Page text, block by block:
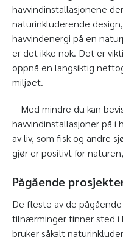
havvindinstallasjonene
naturinkluderende
havvindenergi på en
er det ikke nok. Det er
oppnå en langsiktig
miljøet.
− Med mindre du kan
havvindinstallasjoner på i
av liv, som fisk og andre
gjør er positivt for
Pågående
De fleste av de
tilnærminger finner sted i
bruker såkalt